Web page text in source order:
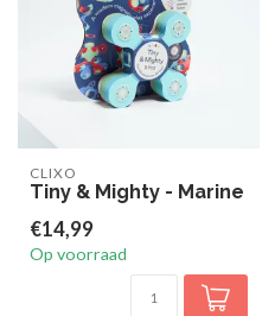
CLIXO
Tiny & Mighty - Marine
€14,99
Op voorraad